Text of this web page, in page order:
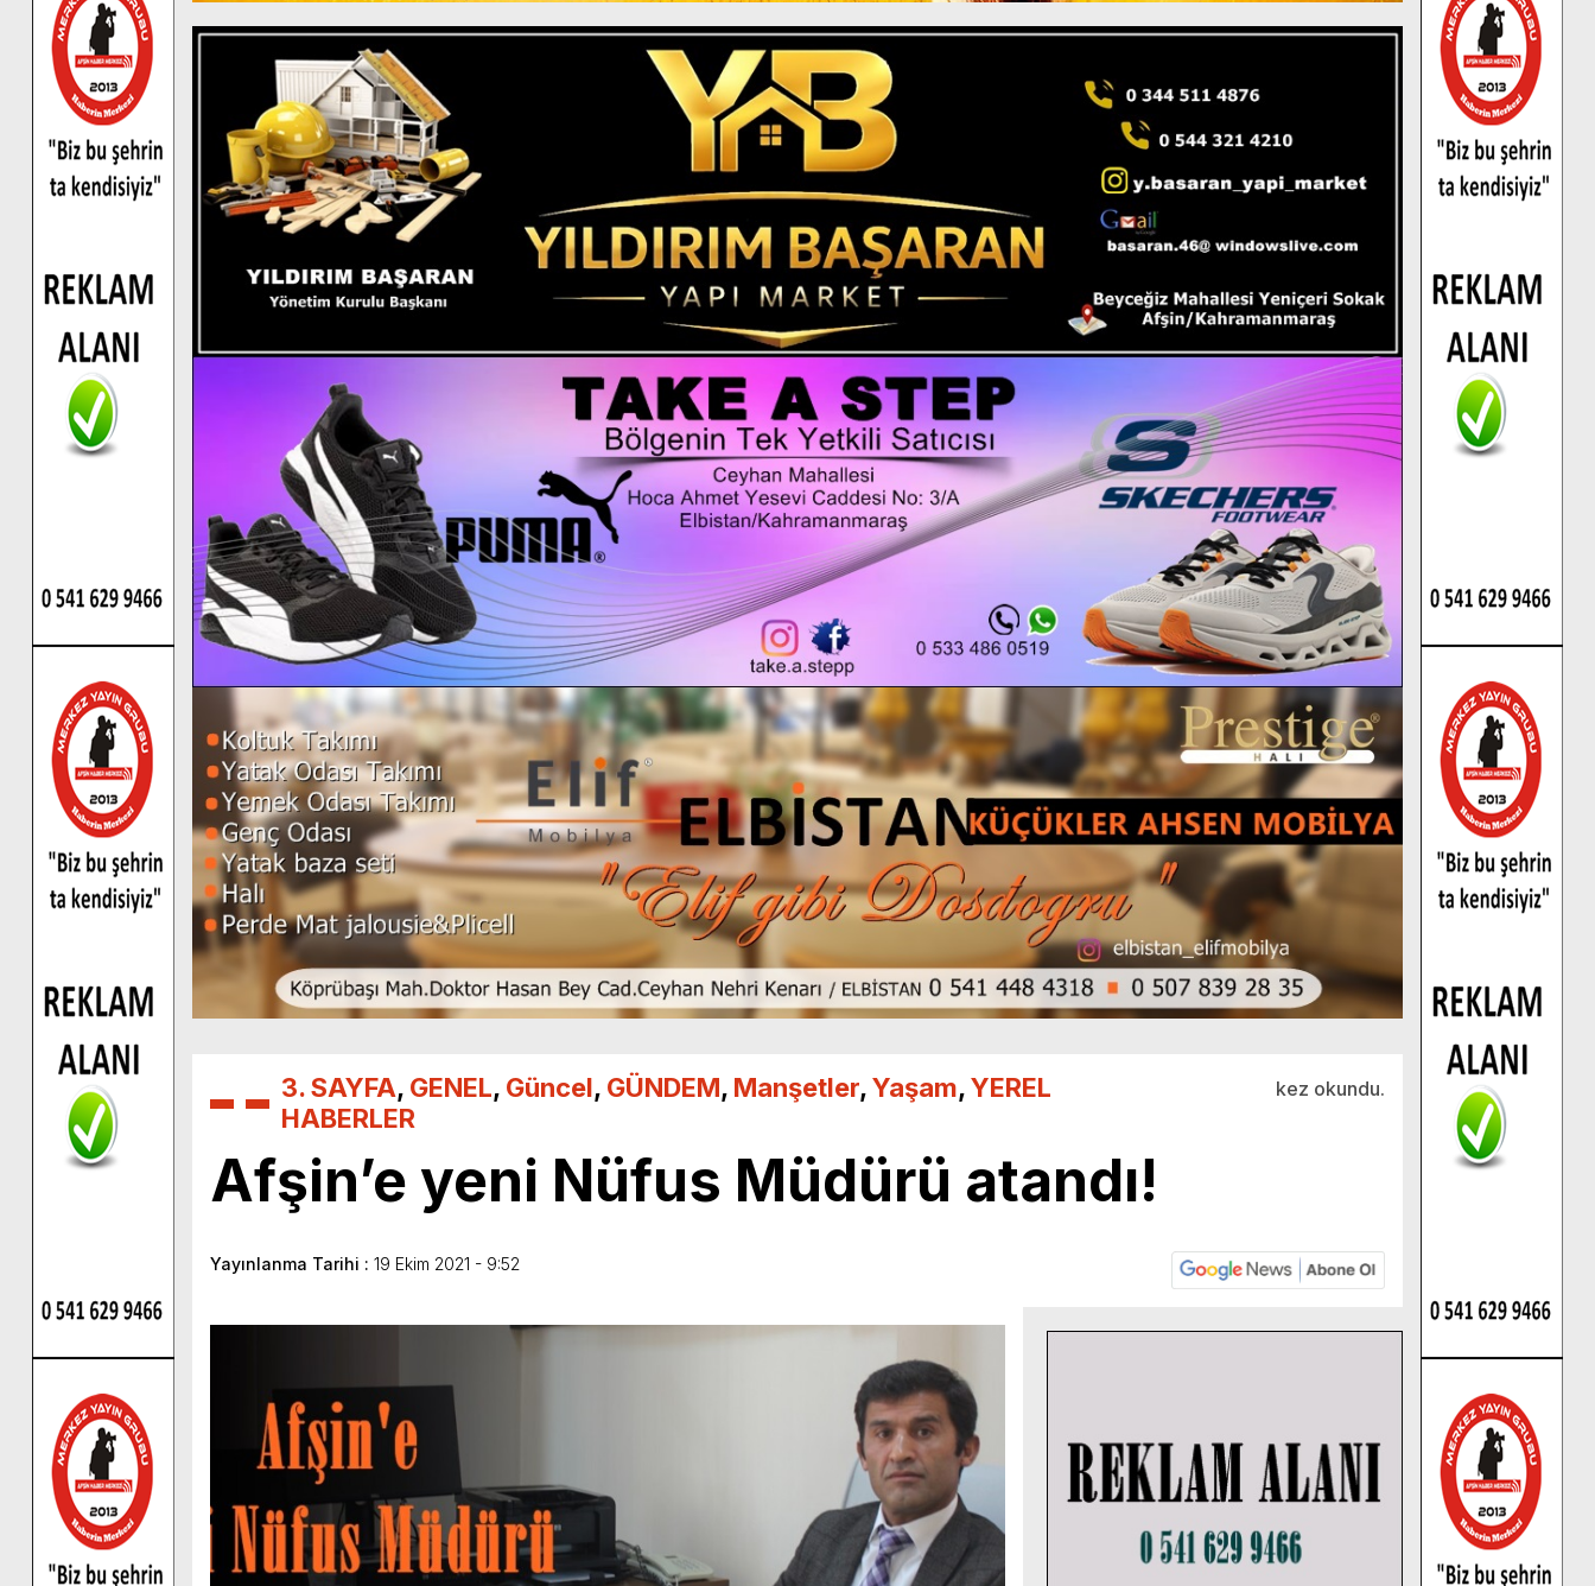
3. SAYFA, GENEL, Güncel, GÜNDEM, Manşetler,Yaşam,YEREL
HABERLER
kez okundu.
Afşin’e yeni Nüfus Müdürü atandı!
Yayınlanma Tarihi : 19 Ekim 2021 - 9:52